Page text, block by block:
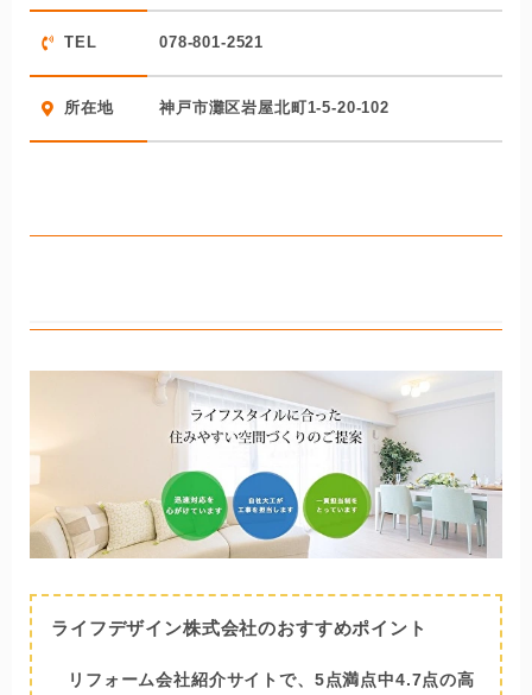
ており、顧客満足度が非常に高いことがわかります。
宣伝費など、施工品質に影響のないコストを抑え、リーズ
TEL 078-801-2521
所在地 神戸市灘区岩屋北町1-5-20-102
ライフデザイン株式会社のおすすめポイント
リフォーム会社紹介サイトで、5点満点中4.7点の高